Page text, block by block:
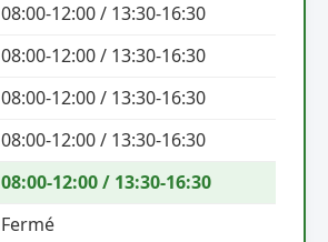
08:00-12:00 / 13:30-16:30
08:00-12:00 / 13:30-16:30
08:00-12:00 / 13:30-16:30
08:00-12:00 / 13:30-16:30
08:00-12:00 / 13:30-16:30
Fermé